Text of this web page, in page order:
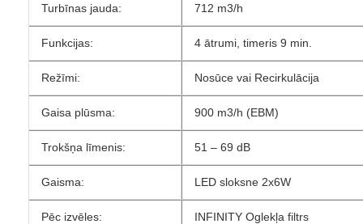
Turbīnas jauda: 712 m3/h
Funkcijas: 4 ātrumi, timeris 9 min.
Režīmi: Nosūce vai Recirkulācija
Gaisa plūsma: 900 m3/h (EBM)
Trokšņa līmenis: 51 – 69 dB
Gaisma: LED sloksne 2x6W
Pēc izvēles: INFINITY Oglekļa filtrs